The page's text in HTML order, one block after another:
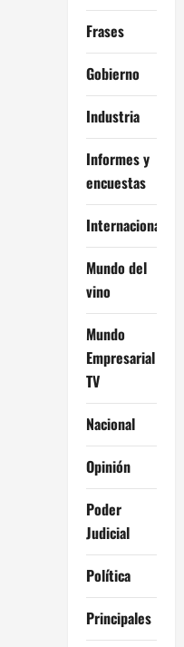
Frases
Gobierno
Industria
Informes y
encuestas
Internacional
Mundo del
vino
Mundo
Empresarial
TV
Nacional
Opinión
Poder
Judicial
Política
Principales